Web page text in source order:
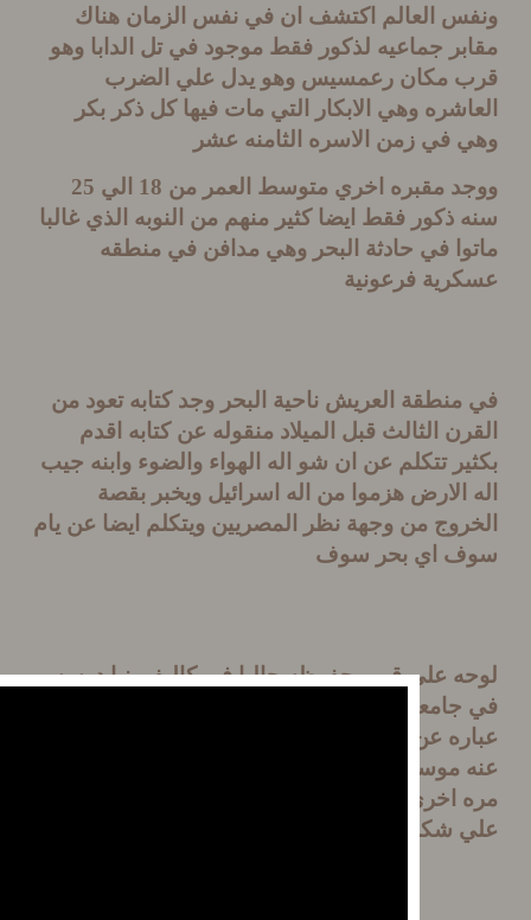
العالم اكتشف ان في نفس الزمان هناك
جماعيه لذكور فقط موجود في تل الدابا وهو
مكان رعمسيس وهو يدل علي الضرب
وهي الابكار التي مات فيها كل ذكر بكر
في زمن الاسره الثامنه عشر
مقبره اخري متوسط العمر من18 الي25
ذكور فقط ايضا كثير منهم من النوبه الذي غالبا
في حادثة البحر وهي مدافن في منطقه
فرعونية
العريش ناحية البحر وجد كتابه تعود من
الثالث قبل الميلاد منقوله عن كتابه اقدم
تتكلم عن ان شو اله الهواء والضوء وابنه جيب
الارض هزموا من اله اسرائيل ويخبر بقصة
من وجهة نظر المصريين ويتكلم ايضا عن يام
اي بحر سوف
علي قبر محفوظه حاليا في كاليفورنيا درسه
اوكلهاما تعود الي سنة
عن عجله حربيه مصريه تطارد شخص يقال
موسي عبر البحر وسط الماء المفترق الذي عاد
اخري واغرق العجله الحربيه ويرسم الامواج
شكل لولبي